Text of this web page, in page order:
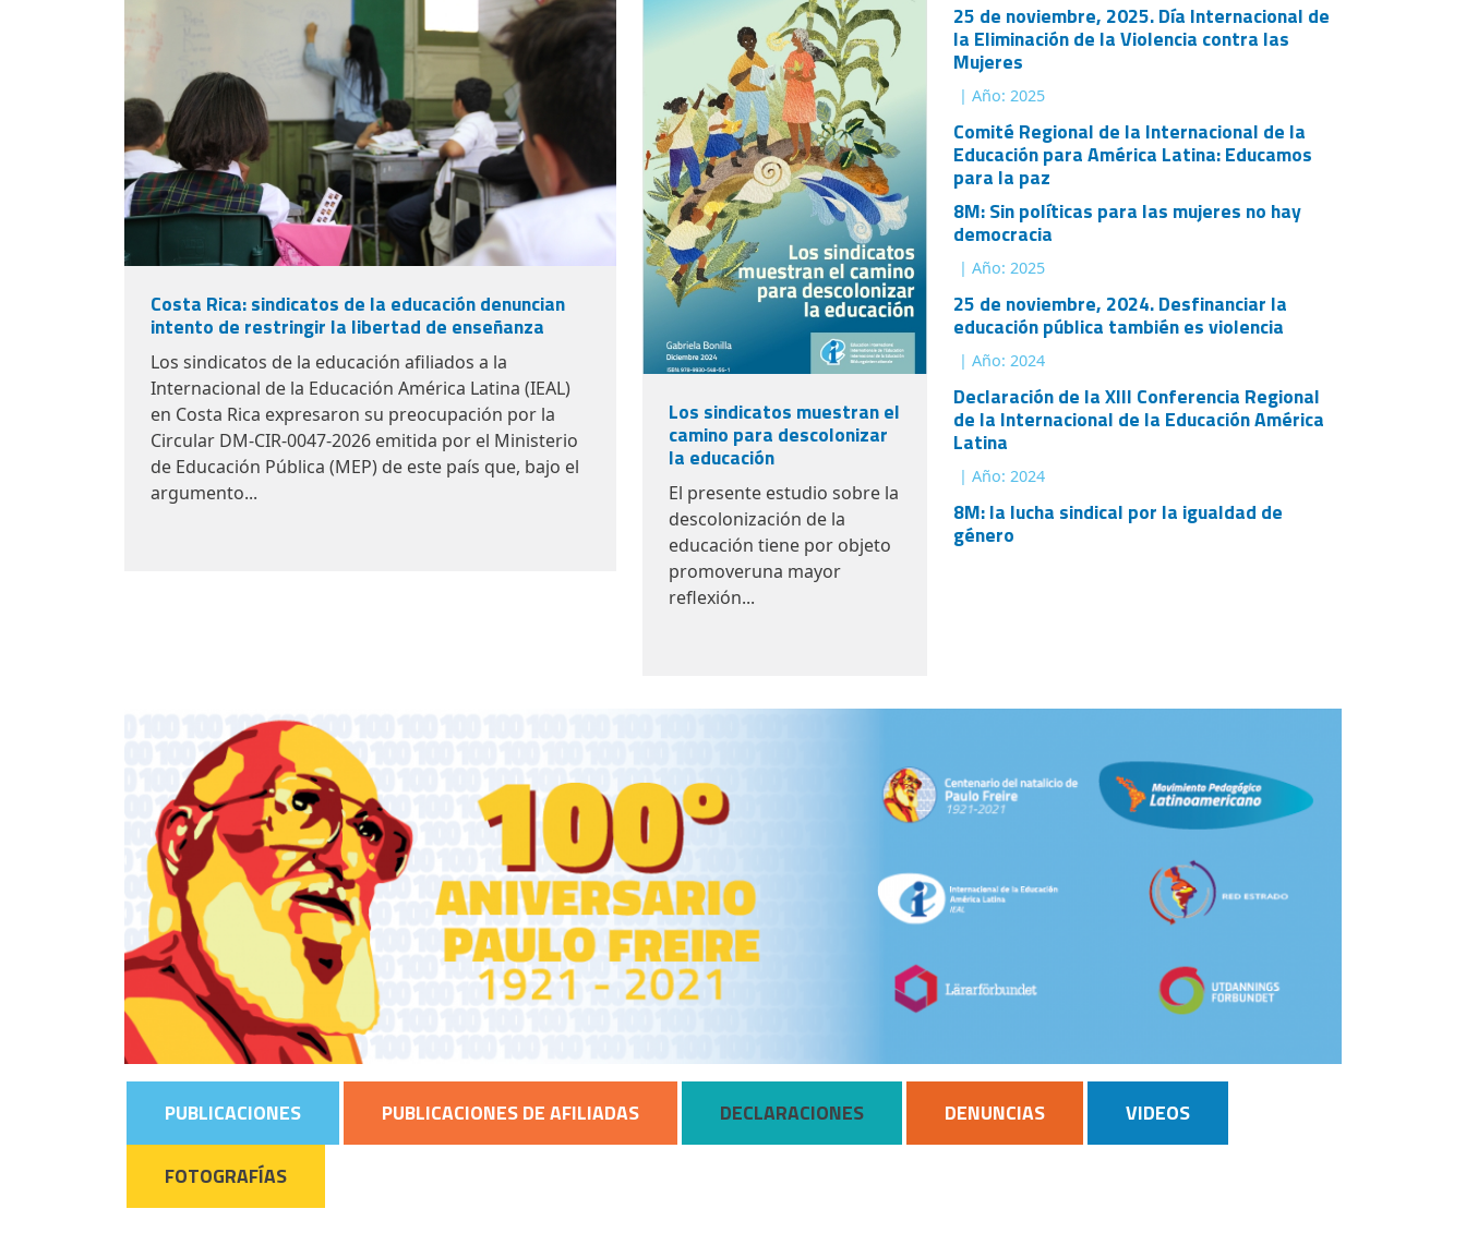
Costa Rica: sindicatos de la educación denuncian
intento de restringir la libertad de enseñanza
Los sindicatos de la educación afiliados a la
Internacional de la Educación América Latina (IEAL)
en Costa Rica expresaron su preocupación por la
Circular DM-CIR-0047-2026 emitida por el Ministerio
de Educación Pública (MEP) de este país que, bajo el
argumento...
Los sindicatos muestran el
camino para descolonizar
la educación
El presente estudio sobre la
descolonización de la
educación tiene por objeto
promoveruna mayor
reflexión...
25 de noviembre, 2025. Día Internacional de
la Eliminación de la Violencia contra las
Mujeres
| Año: 2025
Comité Regional de la Internacional de la
Educación para América Latina: Educamos
para la paz
8M: Sin políticas para las mujeres no hay
democracia
| Año: 2025
25 de noviembre, 2024. Desfinanciar la
educación pública también es violencia
| Año: 2024
Declaración de la XIII Conferencia Regional
de la Internacional de la Educación América
Latina
| Año: 2024
8M: la lucha sindical por la igualdad de
género
PUBLICACIONES PUBLICACIONES DE AFILIADAS DECLARACIONES DENUNCIAS VIDEOS
FOTOGRAFÍAS